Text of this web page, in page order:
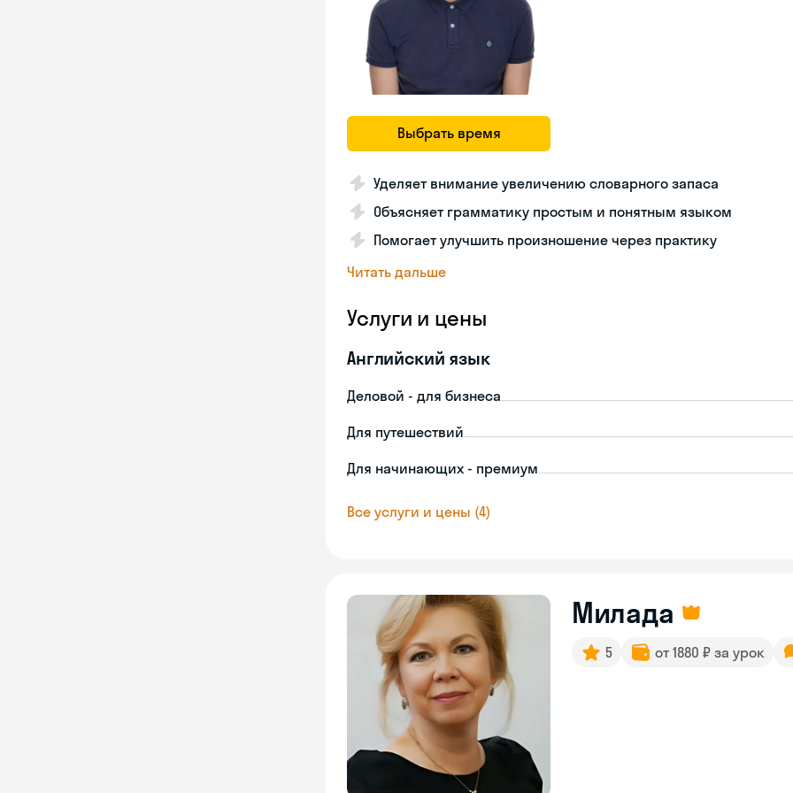
Выбрать время
Уделяет внимание увеличению словарного запаса
Объясняет грамматику простым и понятным языком
Помогает улучшить произношение через практику
Читать дальше
Услуги и цены
Английский язык
Деловой - для бизнеса
Для путешествий
Для начинающих - премиум
Все услуги и цены (4)
Милада
5 от 1880 ₽ за урок